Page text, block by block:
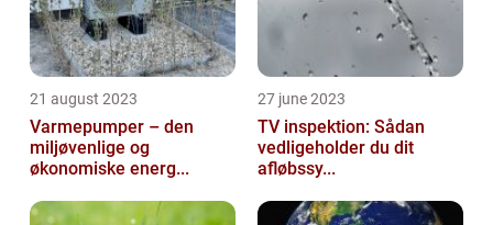
21 august 2023
Varmepumper – den
miljøvenlige og
økonomiske energ...
27 june 2023
TV inspektion: Sådan
vedligeholder du dit
afløbssy...